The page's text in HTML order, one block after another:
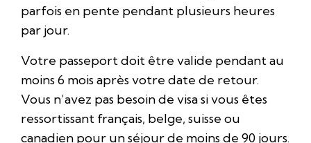
parfois en pente pendant plusieurs heures
par jour.
Votre passeport doit être valide pendant au
moins 6 mois après votre date de retour.
Vous n’avez pas besoin de visa si vous êtes
ressortissant français, belge, suisse ou
canadien pour un séjour de moins de 90 jours.